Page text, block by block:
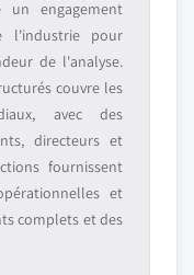
un engagement
l'industrie pour
de l'analyse.
couvre les
avec des
directeurs et
fournissent
et
complets et des